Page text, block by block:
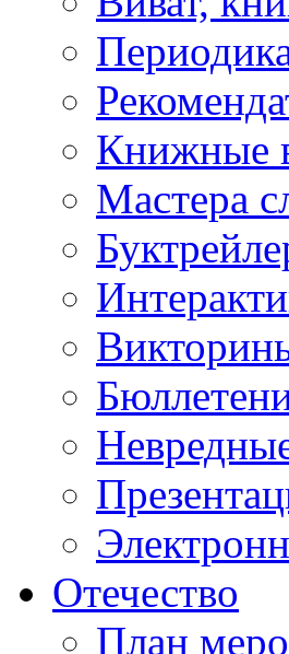
Книжные
Мастера
Отечество
План